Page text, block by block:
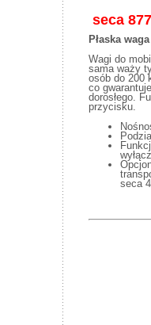
seca 877
Płaska
Wagi do
sama waży
osób do 200
co
dorosłego.
przycisku.
seca